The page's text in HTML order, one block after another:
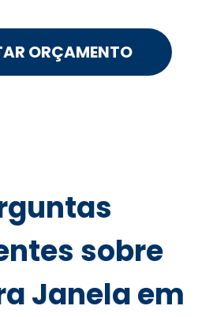
ORÇAMENTO
sobre
Janela em